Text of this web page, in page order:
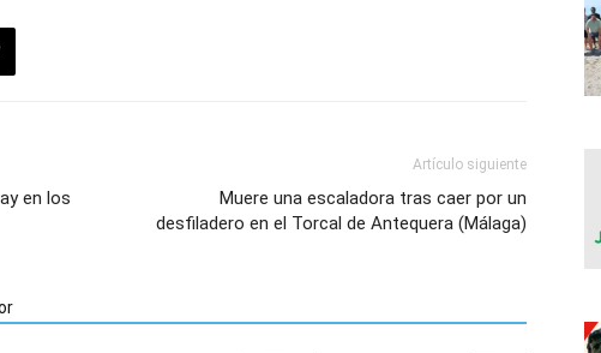
en los
Artículo siguiente
Muere una escaladora tras caer por un
desfiladero en el Torcal de Antequera (Málaga)